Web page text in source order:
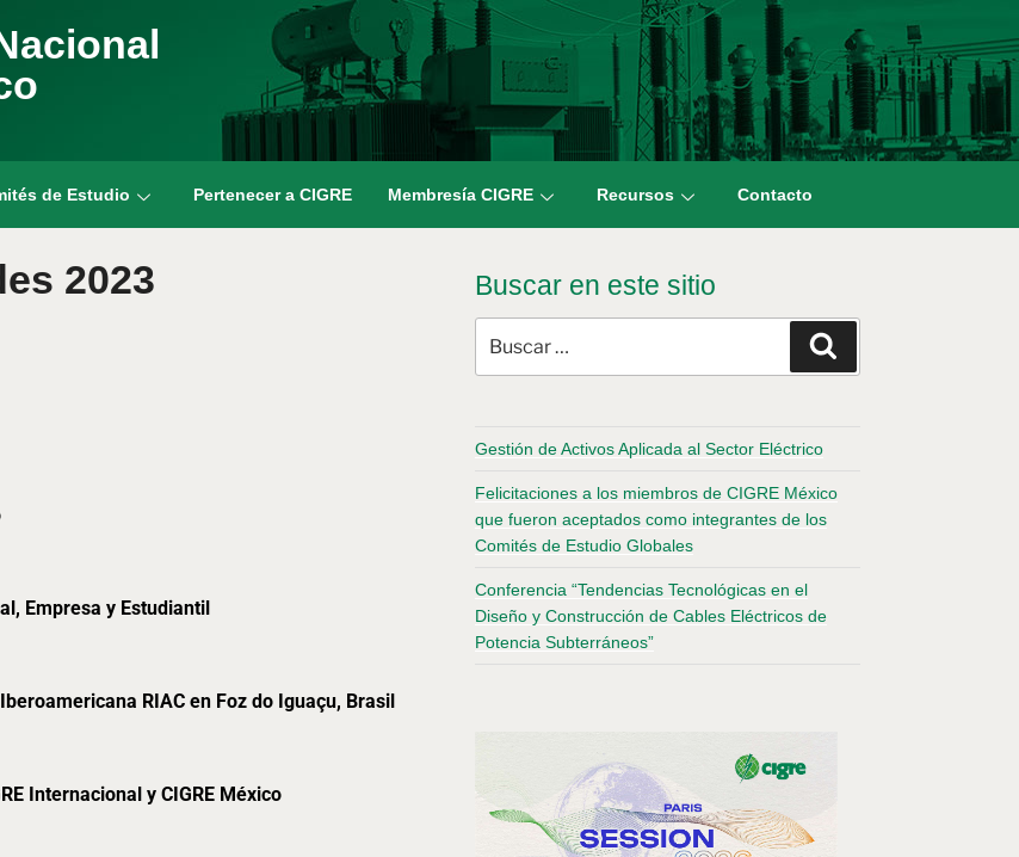
de Estudio Pertenecer a CIGRE Membresía CIGRE Recursos Contacto
2023
Empresa y Estudiantil
RIAC en Foz do Iguaçu, Brasil
Internacional y CIGRE México
Buscar en este sitio
Gestión de Activos Aplicada al Sector Eléctrico
Felicitaciones a los miembros de CIGRE México
que fueron aceptados como integrantes de los
Comités de Estudio Globales
Conferencia “Tendencias Tecnológicas en el
Diseño y Construcción de Cables Eléctricos de
Potencia Subterráneos”